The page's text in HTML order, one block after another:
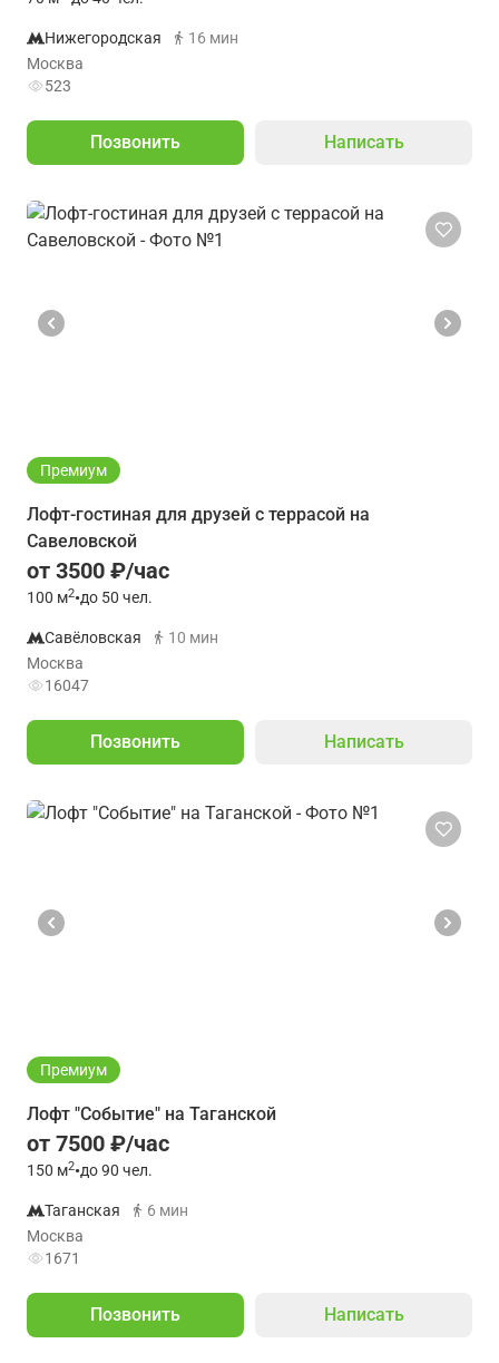
Нижегородская
16 мин
Москва
523
Позвонить Написать
Премиум
Лофт-гостиная для друзей с террасой на
Савеловской
от 3500 ₽/час
100 м2•до 50 чел.
Савёловская
10 мин
Москва
16047
Позвонить Написать
Премиум
Лофт "Событие" на Таганской
от 7500 ₽/час
150 м2•до 90 чел.
Таганская
6 мин
Москва
1671
Позвонить Написать